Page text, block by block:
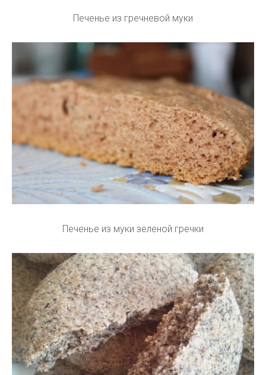
Печенье из гречневой муки
Печенье из муки зеленой гречки